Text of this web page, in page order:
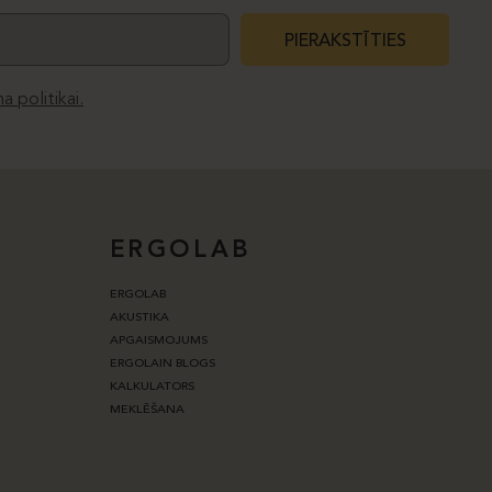
politikai.
PIERAKSTĪTIES
ERGOLAB
ERGOLAB
AKUSTIKA
APGAISMOJUMS
ERGOLAIN BLOGS
KALKULATORS
MEKLĒŠANA